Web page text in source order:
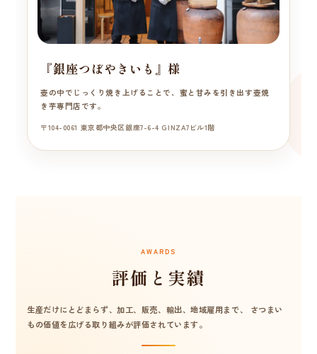
『銀座つぼやきいも』様
壺の中でじっくり焼き上げることで、蜜と甘みを引き出す壺焼
き芋専門店です。
〒104-0061 東京都中央区銀座7-6-4 GINZA7ビル1階
AWARDS
評価と実績
生産だけにとどまらず、加工、販売、輸出、地域雇用まで、 さつまい
もの価値を広げる取り組みが評価されています。